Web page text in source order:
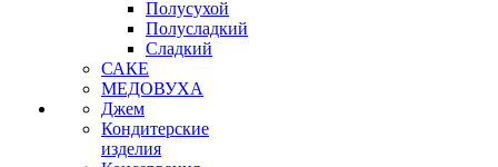
Полусухой
Полусладкий
Сладкий
САКЕ
МЕДОВУХА
Джем
Кондитерские
изделия